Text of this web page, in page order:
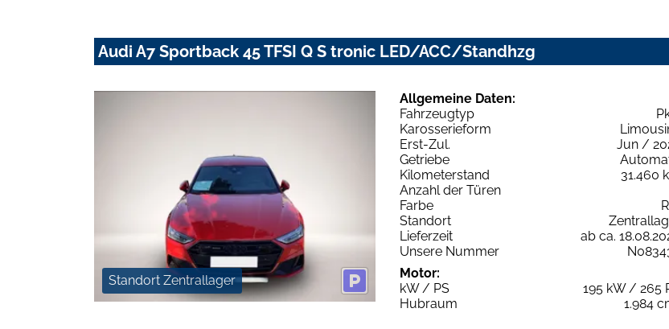
Audi A7 Sportback 45 TFSI Q S tronic LED/ACC/Standhzg
Standort Zentrallager
Allgemeine Daten:
Fahrzeugtyp
Karosserieform
Erst-Zul.
Jun /
Getriebe
Kilometerstand
31.460
Anzahl der Türen
Farbe
Standort
Lieferzeit
ab ca.
Unsere Nummer
Motor:
kW / PS
195 kW / 265
Hubraum
1.984